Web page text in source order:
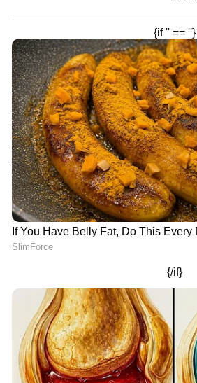
കലാകാരന്മാരുമായി ചേര്‍ന്ന്
"ഐഫ റോക്സ് 2023 എക്കാലവും
പോവുകാണ്. ഇന്ത്യന്‍
മികച്ചതിലേക്കുള്ള കൗണ്ട് ഡൗണ്‍
സല്‍മാന്‍ ഖാന്‍, രണ്‍വീര്‍ സിങ്,
ബോളിവുഡില്‍ നിന്നുള്ളവരുടെ
അവാര്‍ഡ്സ് 2023നായി
പോളുമായിരിക്കും അവര്‍ഡുകളുടെ
അബുദാബി കള്‍ച്ചര്‍ ആന്റ് ടൂറിസം
ക്യൂറേറ്ററായ മിറാലുമായും
സംഘടിപ്പിക്കപ്പെടുന്നത്.